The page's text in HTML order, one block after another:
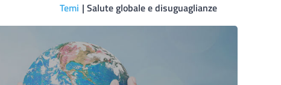
Temi Salute globale e disuguaglianze